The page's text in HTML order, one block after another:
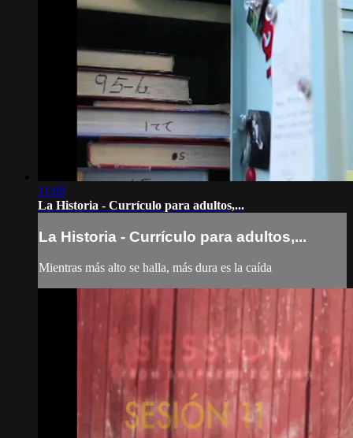
11:08
La Historia - Currículo para adultos,...
La Historia - Currículo para adultos,...
Mientras más alto se halla, más dura es la caída